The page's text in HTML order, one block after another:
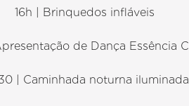
16h | Brinquedos infláveis
de Dança Essência
| Caminhada noturna iluminada